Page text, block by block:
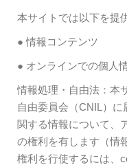
本サイトでは以下を提
● 情報コンテンツ
● オンラインでの個人
情報処理・自由法：本
自由委員会（CNIL）
関する情報について、
の権利を有します（情
権利を行使するには、